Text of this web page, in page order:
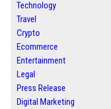
Technology
Travel
Crypto
Ecommerce
Entertainment
Legal
Press Release
Digital Marketing